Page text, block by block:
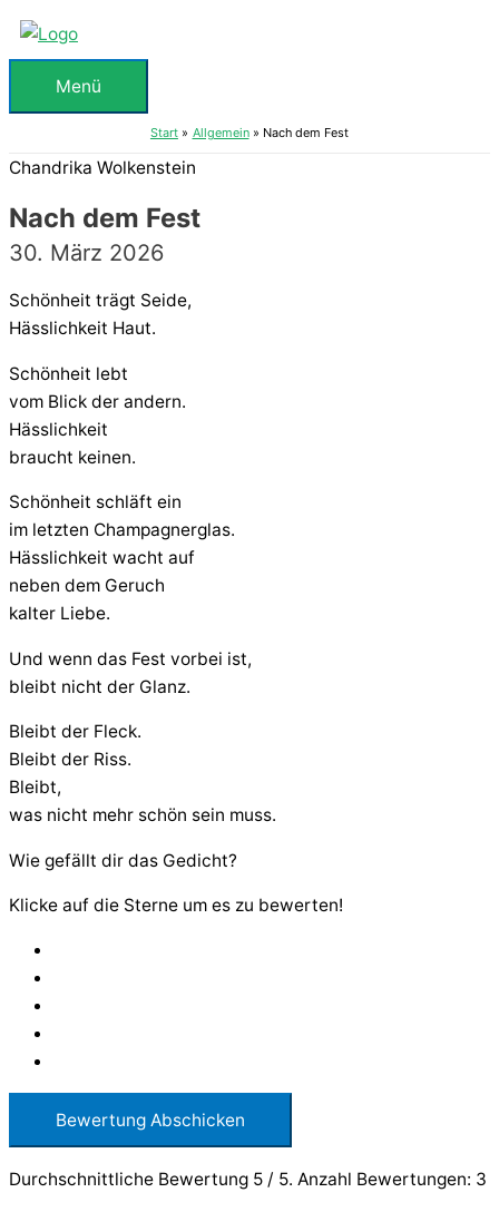
Zum
Inhalt
springenMenü
Menü
Start Allgemein Nach dem Fest
Chandrika Wolkenstein
Nach dem Fest
30. März 2026
Schönheit trägt Seide,
Hässlichkeit Haut.
Schönheit lebt
vom Blick der andern.
Hässlichkeit
braucht keinen.
Schönheit schläft ein
im letzten Champagnerglas.
Hässlichkeit wacht auf
neben dem Geruch
kalter Liebe.
Und wenn das Fest vorbei ist,
bleibt nicht der Glanz.
Bleibt der Fleck.
Bleibt der Riss.
Bleibt,
was nicht mehr schön sein muss.
Wie gefällt dir das Gedicht?
Klicke auf die Sterne um es zu bewerten!
Bewertung Abschicken
Durchschnittliche Bewertung 5 / 5. Anzahl Bewertungen: 3